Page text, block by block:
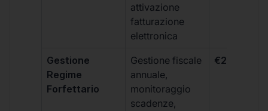
attivazione
fatturazione
elettronica
Gestione
Regime
Forfettario
Gestione fiscale
annuale,
monitoraggio
scadenze,
€264 +